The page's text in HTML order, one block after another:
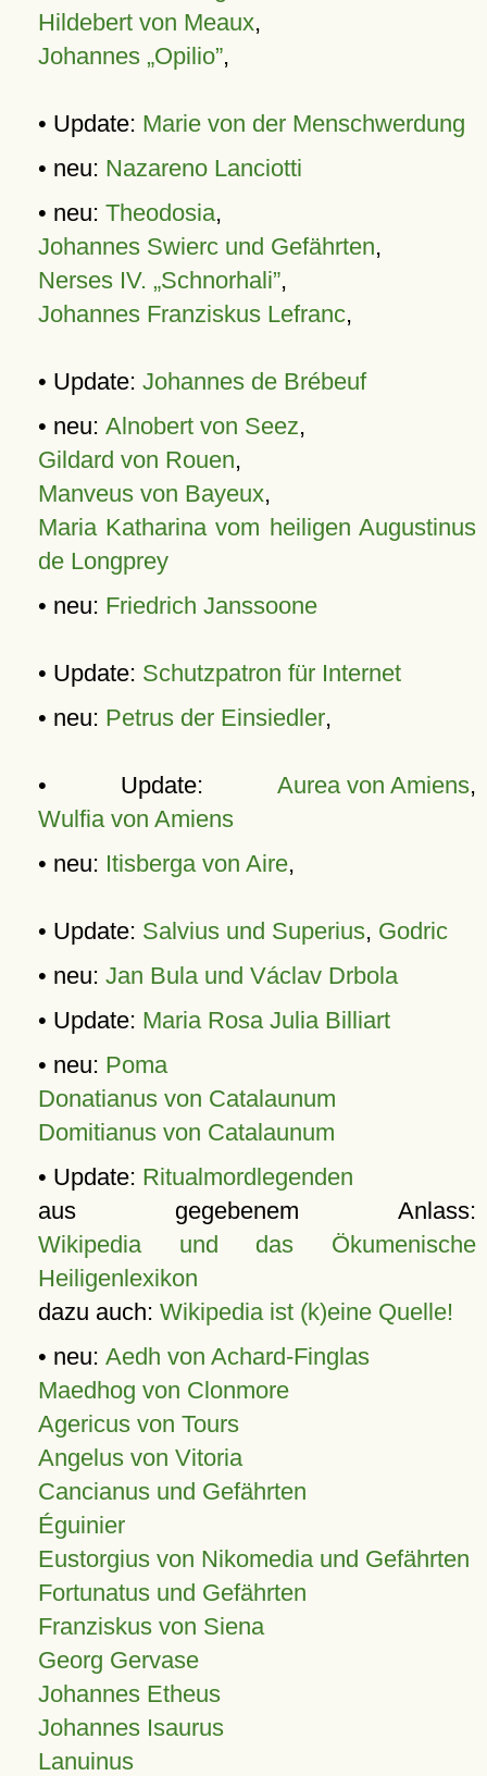
Hildebert von Meaux,
Johannes „Opilio”,
• Update: Marie von der Menschwerdung
• neu: Nazareno Lanciotti
• neu: Theodosia,
Johannes Swierc und Gefährten,
Nerses IV. „Schnorhali”,
Johannes Franziskus Lefranc,
• Update: Johannes de Brébeuf
• neu: Alnobert von Seez,
Gildard von Rouen,
Manveus von Bayeux,
Maria Katharina vom heiligen Augustinus
de Longprey
• neu: Friedrich Janssoone
• Update: Schutzpatron für Internet
• neu: Petrus der Einsiedler,
• Update: Aurea von Amiens,
Wulfia von Amiens
• neu: Itisberga von Aire,
• Update: Salvius und Superius, Godric
• neu: Jan Bula und Václav Drbola
• Update: Maria Rosa Julia Billiart
• neu: Poma
Donatianus von Catalaunum
Domitianus von Catalaunum
• Update: Ritualmordlegenden
aus gegebenem Anlass:
Wikipedia und das Ökumenische
Heiligenlexikon
dazu auch: Wikipedia ist (k)eine Quelle!
• neu: Aedh von Achard-Finglas
Maedhog von Clonmore
Agericus von Tours
Angelus von Vitoria
Cancianus und Gefährten
Éguinier
Eustorgius von Nikomedia und Gefährten
Fortunatus und Gefährten
Franziskus von Siena
Georg Gervase
Johannes Etheus
Johannes Isaurus
Lanuinus